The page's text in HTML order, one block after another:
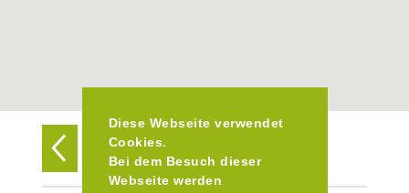
Diese Webseite verwendet
Cookies.
Bei dem Besuch dieser
Webseite werden
Zurück zur Übersicht